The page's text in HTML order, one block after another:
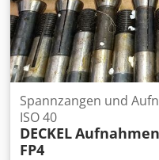
Spannzangen und
ISO 40
DECKELAufnahmen
FP4